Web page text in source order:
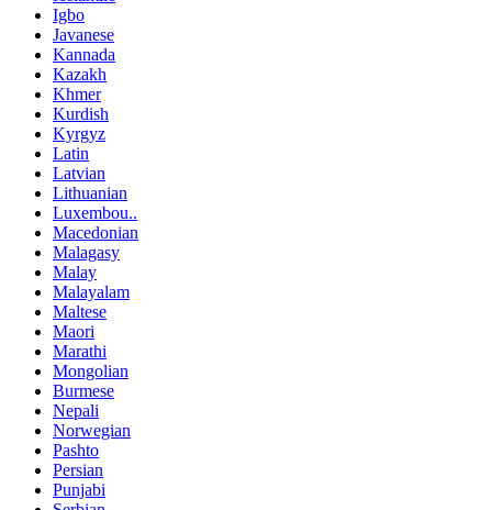
Igbo
Javanese
Kannada
Kazakh
Khmer
Kurdish
Kyrgyz
Latin
Latvian
Lithuanian
Luxembou..
Macedonian
Malagasy
Malay
Malayalam
Maltese
Maori
Marathi
Mongolian
Burmese
Nepali
Norwegian
Pashto
Persian
Punjabi